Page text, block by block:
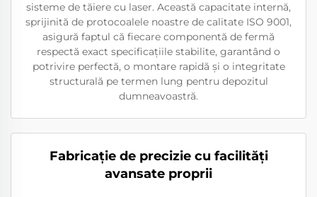
sisteme de tăiere cu laser. Această capacitate internă,
sprijinită de protocoalele noastre de calitate ISO 9001,
asigură faptul că fiecare componentă de fermă
respectă exact specificațiile stabilite, garantând o
potrivire perfectă, o montare rapidă și o integritate
structurală pe termen lung pentru depozitul
dumneavoastră.
Fabricație de precizie cu facilități
avansate proprii